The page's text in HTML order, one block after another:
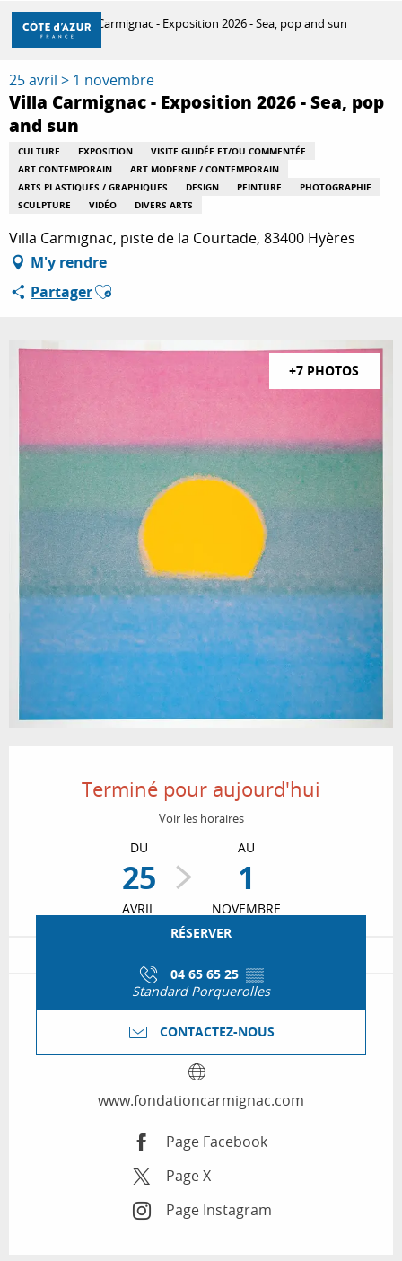
Aller
contenu
principal
DÉCOUVRIR
À FAIRE
SÉJOURNER
Accueil Villa Carmignac - Exposition 2026 - Sea, pop and sun
25 avril > 1 novembre
Villa Carmignac - Exposition 2026 - Sea, pop
and sun
CULTURE EXPOSITION
VISITE GUIDÉE ET/OU COMMENTÉE
ART CONTEMPORAIN
ART MODERNE / CONTEMPORAIN
ARTS PLASTIQUES / GRAPHIQUES
DESIGN PEINTURE
PHOTOGRAPHIE
SCULPTURE
VIDÉO DIVERS ARTS
Villa Carmignac, piste de la Courtade, 83400 Hyères
M'y rendre
PartagerAjouter aux favoris
+7 PHOTOS
Terminé pour aujourd'hui
Voir les horaires
DU
25
AVRIL
AU
1
NOVEMBRE
RÉSERVER
04 65 65 25 ▒▒
Standard Porquerolles
CONTACTEZ-NOUS
www.fondationcarmignac.com
Page Facebook
Page X
Page Instagram